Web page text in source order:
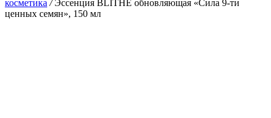
косметика /Эссенция BLITHE обновляющая «Сила 9-ти
ценных семян», 150 мл